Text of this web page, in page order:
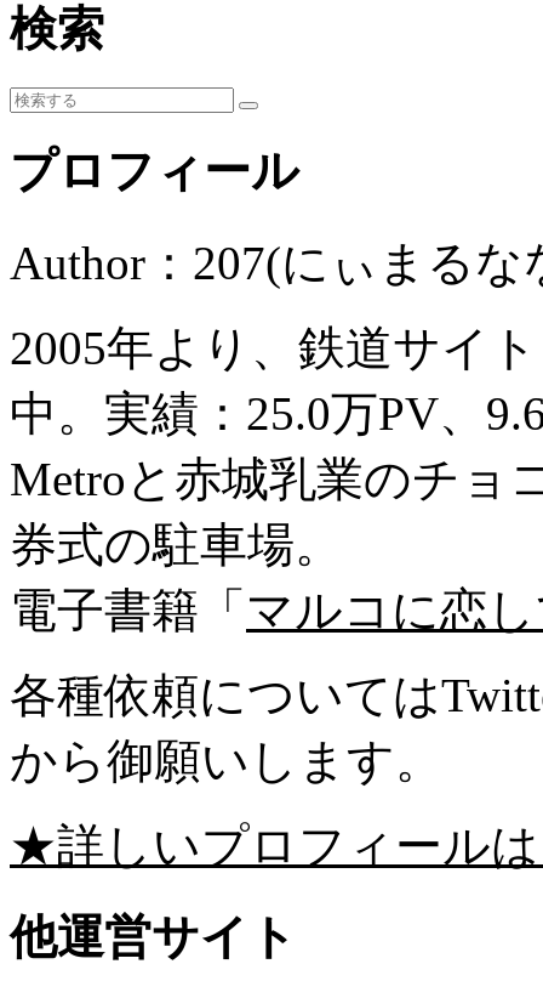
検索
プロフィール
Author：207(にぃまるな
2005年より、鉄道サイ
中。実績：25.0万PV、
Metroと赤城乳業のチョ
券式の駐車場。
電子書籍「 マルコに恋
各種依頼については
から御願いします。
★詳しいプロフィール
他運営サイト